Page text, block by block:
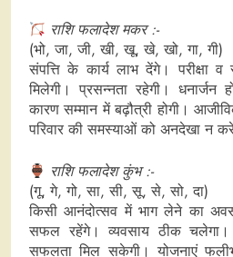
राशि फलादेश मकर :-
(भो, जा, जी, खी, खू, खे, खो, गा, गी)
संपत्ति के कार्य लाभ देंगे। परीक्षा
मिलेगी। प्रसन्नता रहेगी। धनार्जन
कारण सम्मान में बढ़ौत्री होगी।
परिवार की समस्याओं को अनदेखा न
राशि फलादेश कुंभ :-
(गू, गे, गो, सा, सी, सू, से, सो, दा)
किसी आनंदोत्सव में भाग लेने का
सफल रहेंगे। व्यवसाय ठीक
सफलता मिल सकेगी। योजनाएं